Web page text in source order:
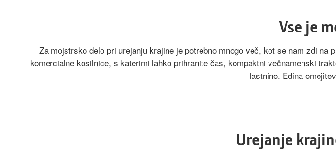
Vse je
Za mojstrsko delo pri urejanju krajine je potrebno mnogo več, kot se nam zdi
komercialne kosilnice, s katerimi lahko prihranite čas, kompaktni večnamenski
lastnino. Edina
Urejanje